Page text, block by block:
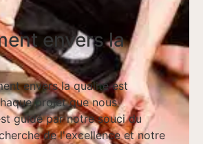
envers la
envers la qualité est
projet que nous
guidé par notre souci du
de l'excellence et notre